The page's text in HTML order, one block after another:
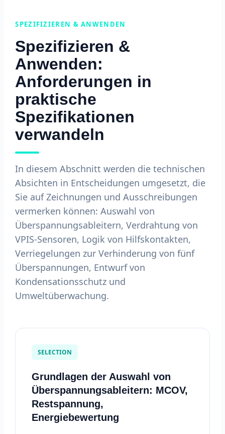
SPEZIFIZIEREN & ANWENDEN
Spezifizieren &
Anwenden:
Anforderungen in
praktische
Spezifikationen
verwandeln
In diesem Abschnitt werden die technischen
Absichten in Entscheidungen umgesetzt, die
Sie auf Zeichnungen und Ausschreibungen
vermerken können: Auswahl von
Überspannungsableitern, Verdrahtung von
VPIS-Sensoren, Logik von Hilfskontakten,
Verriegelungen zur Verhinderung von fünf
Überspannungen, Entwurf von
Kondensationsschutz und
Umweltüberwachung.
SELECTION
Grundlagen der Auswahl von
Überspannungsableitern: MCOV,
Restspannung,
Energiebewertung